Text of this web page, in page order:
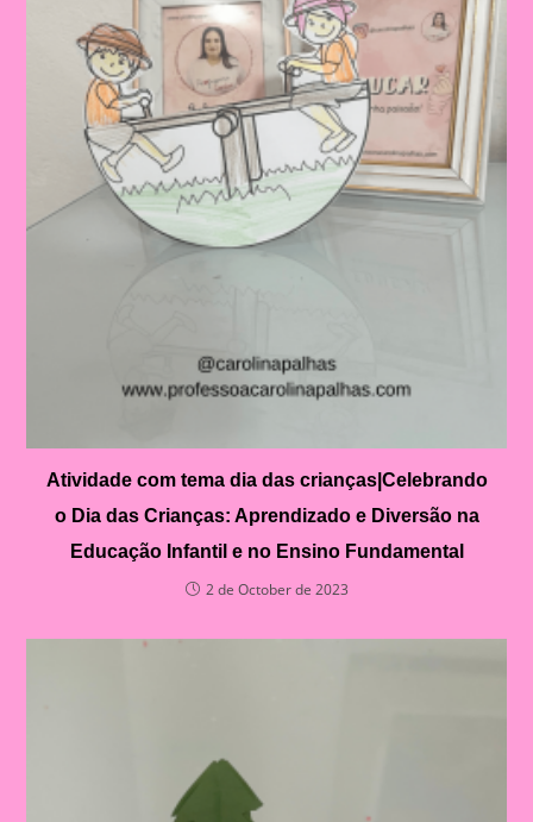
Atividade com tema dia das crianças|Celebrando
o Dia das Crianças: Aprendizado e Diversão na
Educação Infantil e no Ensino Fundamental
2 de October de 2023